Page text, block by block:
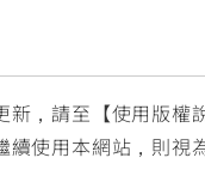
新，請至【使用版權
使用本網站，則視